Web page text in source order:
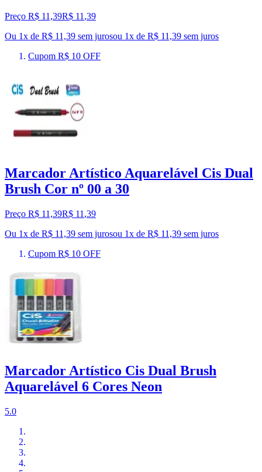
Preço R$ 11,39R$ 11 ,39
Ou 1x de R$ 11,39 sem jurosou 1x de R$ 11,39 sem juros
Cupom R$ 10 OFF
Marcador Artístico Aquarelável Cis Dual
Brush Cor nº 00 a 30
Preço R$ 11,39R$ 11 ,39
Ou 1x de R$ 11,39 sem jurosou 1x de R$ 11,39 sem juros
Cupom R$ 10 OFF
Marcador Artístico Cis Dual Brush
Aquarelável 6 Cores Neon
5.0